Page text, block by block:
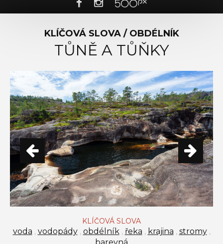
KLÍČOVÁ SLOVA / OBDÉLNÍK
TŮNĚ A TŮŇKY
KLÍČOVÁ SLOVA
voda , vodopády, obdélník, řeka , krajina , stromy,